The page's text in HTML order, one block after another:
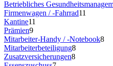
Betriebliches
Firmenwagen / -Fahrrad11
Kantine11
Prämien9
Mitarbeiter-Handy / -Notebook8
Mitarbeiterbeteiligung8
Zusatzversicherungen8